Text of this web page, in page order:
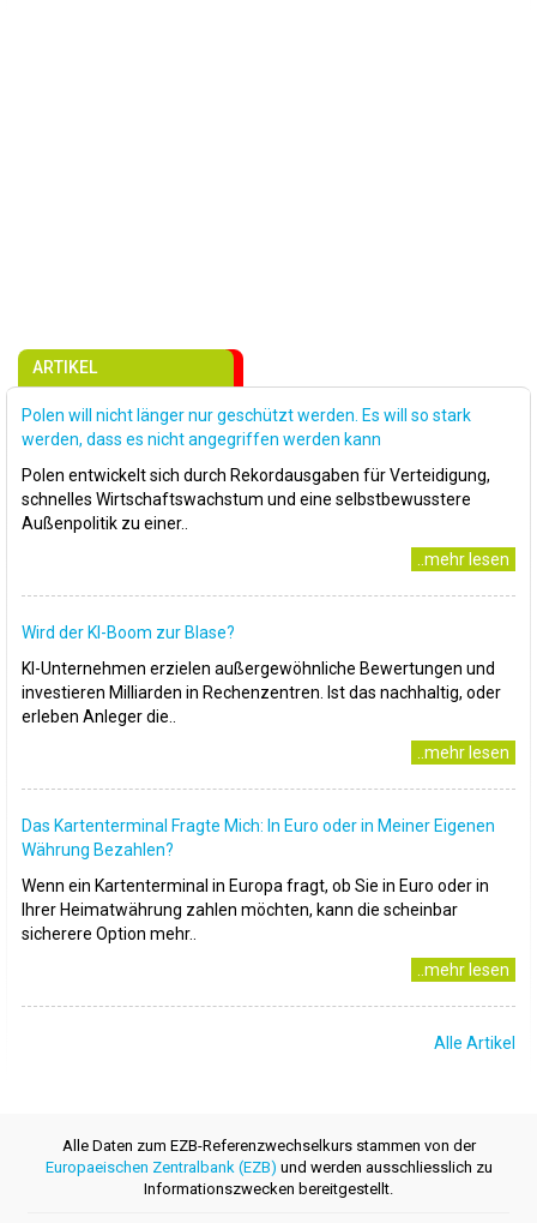
ARTIKEL
Polen will nicht länger nur geschützt werden. Es will so stark
werden, dass es nicht angegriffen werden kann
Polen entwickelt sich durch Rekordausgaben für Verteidigung,
schnelles Wirtschaftswachstum und eine selbstbewusstere
Außenpolitik zu einer..
..mehr lesen
Wird der KI-Boom zur Blase?
KI-Unternehmen erzielen außergewöhnliche Bewertungen und
investieren Milliarden in Rechenzentren. Ist das nachhaltig, oder
erleben Anleger die..
..mehr lesen
Das Kartenterminal Fragte Mich: In Euro oder in Meiner Eigenen
Währung Bezahlen?
Wenn ein Kartenterminal in Europa fragt, ob Sie in Euro oder in
Ihrer Heimatwährung zahlen möchten, kann die scheinbar
sicherere Option mehr..
..mehr lesen
Alle Artikel
Alle Daten zum EZB-Referenzwechselkurs stammen von der
Europaeischen Zentralbank (EZB) und werden ausschliesslich zu
Informationszwecken bereitgestellt.